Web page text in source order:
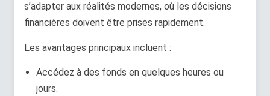
s’adapter aux réalités modernes, où les décisions
financières doivent être prises rapidement.
Les avantages principaux incluent :
Accédez à des fonds en quelques heures ou
jours.